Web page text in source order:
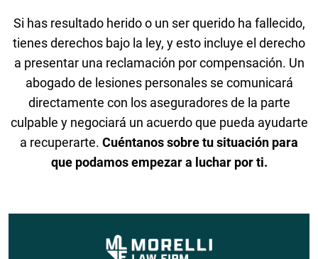
Si has resultado herido o un ser querido ha fallecido,
tienes derechos bajo la ley, y esto incluye el derecho
a presentar una reclamación por compensación. Un
abogado de lesiones personales se comunicará
directamente con los aseguradores de la parte
culpable y negociará un acuerdo que pueda ayudarte
a recuperarte. Cuéntanos sobre tu situación para
que podamos empezar a luchar por ti.